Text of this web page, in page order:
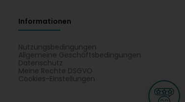
Informationen
Nutzungsbedingungen
Allgemeine Geschäftsbedingungen
Datenschutz
Meine Rechte DSGVO
Cookies-Einstellungen